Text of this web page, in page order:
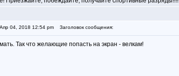
04, 2018 12:54 pm Заголовок сообщения:
Так что желающие попасть на экран - велкам!